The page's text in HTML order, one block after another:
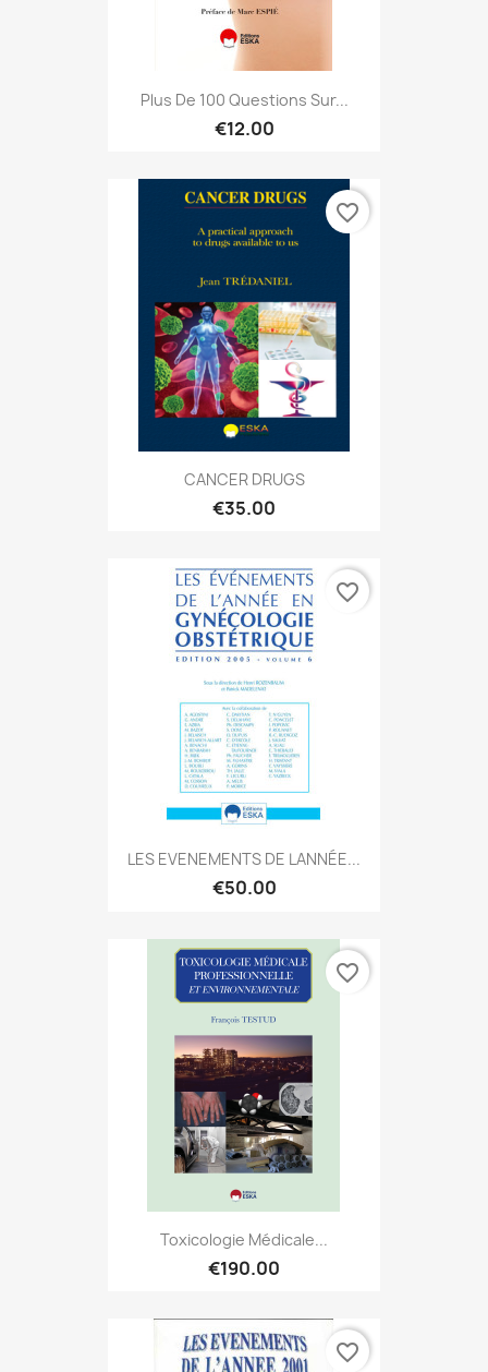
Plus De 100 Questions Sur...
€12.00
CANCER DRUGS
€35.00
favorite_border
LES EVENEMENTS DE LANNÉE...
€50.00
favorite_border
Toxicologie Médicale...
€190.00
favorite_border
favorite_border